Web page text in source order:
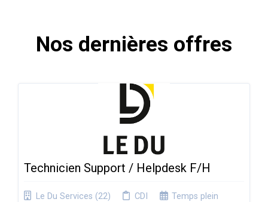
Nos dernières offres
Technicien Support / Helpdesk F/H
Le Du Services (22) CDI
Temps plein